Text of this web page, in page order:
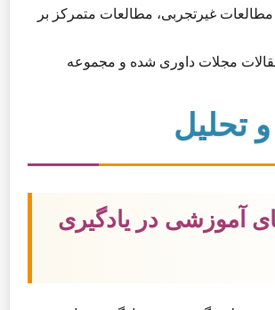
غیرتجربی، مطالعات متمرکز بر
مجلات داوری شده و مجموعه
آموزشی در یادگیری